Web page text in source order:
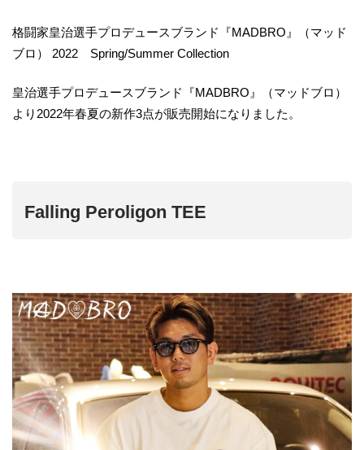
格闘家皇治選手プロデュースブランド『MADBRO』（マッド
ブロ） 2022 Spring/Summer Collection
皇治選手プロデュースブランド『MADBRO』（マッドブロ）
より2022年春夏の新作3点が販売開始になりました。
Falling Peroligon TEE